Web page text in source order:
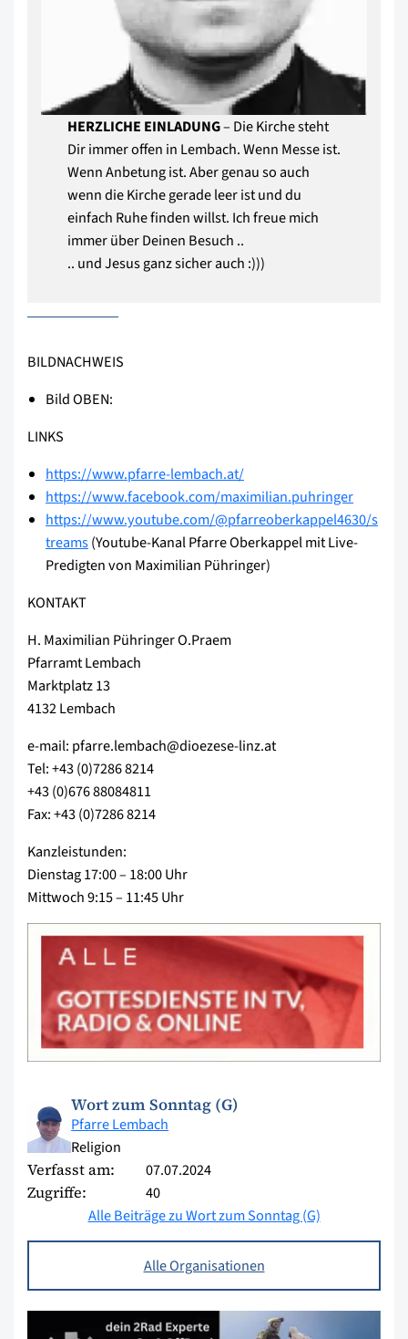
HERZLICHE EINLADUNG– Die Kirche steht
Dir immer offen in Lembach. Wenn Messe ist.
Wenn Anbetung ist. Aber genau so auch
wenn die Kirche gerade leer ist und du
einfach Ruhe finden willst. Ich freue mich
immer über Deinen Besuch ..
.. und Jesus ganz sicher auch :)))
BILDNACHWEIS
Bild OBEN:
LINKS
https://www.pfarre-lembach.at/
https://www.facebook.com/maximilian.puhringer
https://www.youtube.com/@pfarreoberkappel4630/s
treams(Youtube-Kanal Pfarre Oberkappel mit Live-
Predigten von Maximilian Pühringer)
KONTAKT
H. Maximilian Pühringer O.Praem
Pfarramt Lembach
Marktplatz 13
4132 Lembach
e-mail: pfarre.lembach@dioezese-linz.at
Tel: +43 (0)7286 8214
+43 (0)676 88084811
Fax: +43 (0)7286 8214
Kanzleistunden:
Dienstag 17:00 – 18:00 Uhr
Mittwoch 9:15 – 11:45 Uhr
Wort zum Sonntag (G)
Pfarre Lembach
Religion
Verfasst am: 07.07.2024
Zugriffe:
40
Alle Beiträge zu Wort zum Sonntag (G)
Alle Organisationen